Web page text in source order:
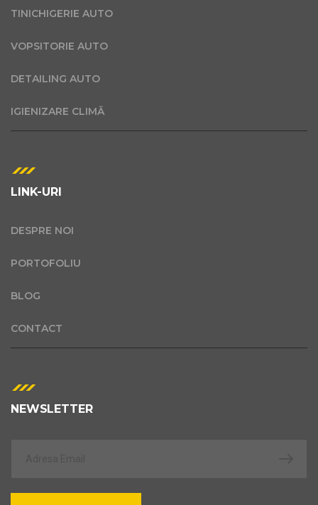
TINICHIGERIE AUTO
VOPSITORIE AUTO
DETAILING AUTO
IGIENIZARE CLIMĂ
LINK-URI
DESPRE NOI
PORTOFOLIU
BLOG
CONTACT
NEWSLETTER